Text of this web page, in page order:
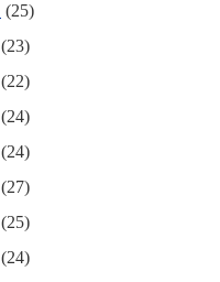
(25)
(23)
(22)
(24)
(24)
(27)
(25)
(24)